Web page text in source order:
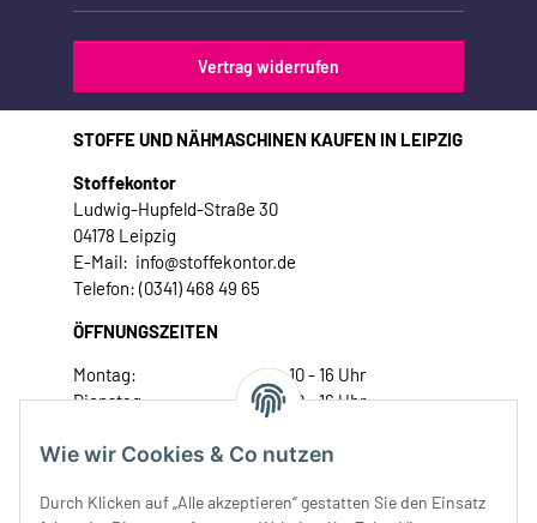
Wie wir Cookies & Co nutzen
Durch Klicken auf „Alle akzeptieren“ gestatten Sie den Einsatz
Vertrag widerrufen
STOFFE UND NÄHMASCHINEN KAUFEN IN LEIPZIG
Stoffekontor
Ludwig-Hupfeld-Straße 30
04178 Leipzig
E-Mail: info@stoffekontor.de
Telefon: (0341) 468 49 65
ÖFFNUNGSZEITEN
Montag:
10 - 16 Uhr
Dienstag:
10 - 16 Uhr
Donnerstag:
10 - 18 Uhr
Samstag:
10 - 14 Uhr